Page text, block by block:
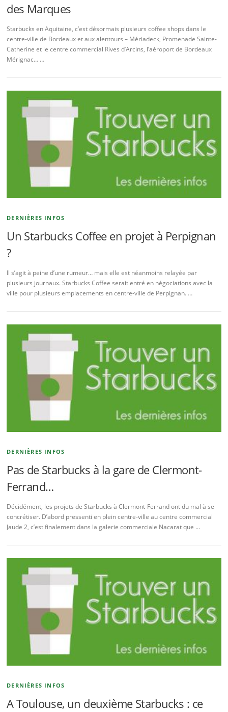
des Marques
Starbucks en Aquitaine, c’est désormais plusieurs coffee shops dans le
centre-ville de Bordeaux et aux alentours – Mériadeck, Promenade Sainte-
Catherine et le centre commercial Rives d’Arcins, l’aéroport de Bordeaux
Mérignac… …
DERNIÈRES INFOS
Un Starbucks Coffee en projet à Perpignan
?
Il s’agit à peine d’une rumeur… mais elle est néanmoins relayée par
plusieurs journaux. Starbucks Coffee serait entré en négociations avec la
ville pour plusieurs emplacements en centre-ville de Perpignan. …
DERNIÈRES INFOS
Pas de Starbucks à la gare de Clermont-
Ferrand…
Décidément, les projets de Starbucks à Clermont-Ferrand ont du mal à se
concrétiser. D’abord pressenti en plein centre-ville au centre commercial
Jaude 2, c’est finalement dans la galerie commerciale Nacarat que …
DERNIÈRES INFOS
A Toulouse, un deuxième Starbucks : ce